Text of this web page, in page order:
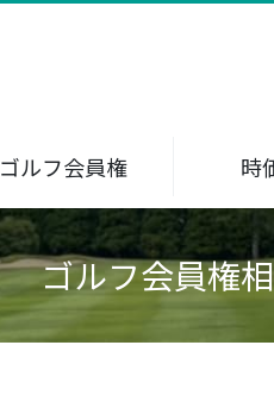
ゴルフ会員権 時
ゴルフ会員権